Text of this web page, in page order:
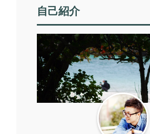
自己紹介